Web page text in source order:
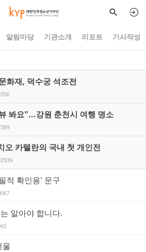
알림마당 기관소개 리포트 기사작성
화재, 덕수궁 석조전
봐요"...강원 춘천시 여행 명소
오 카텔란의 국내 첫 개인전
적 확인용' 문구
알아야 합니다.
울